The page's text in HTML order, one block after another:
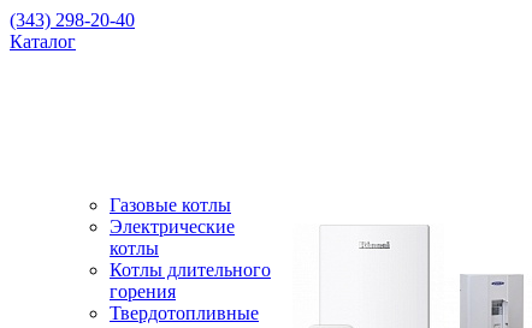
(343) 298-20-40
Каталог
Газовые котлы
Электрические
котлы
Котлы длительного
горения
Твердотопливные